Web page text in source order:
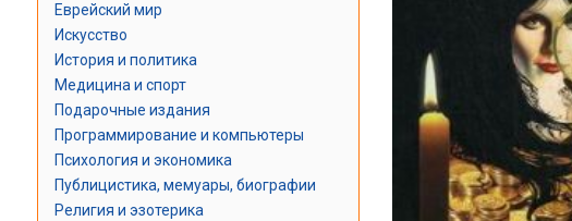
Еврейский мир
Искусство
История и политика
Медицина и спорт
Подарочные издания
Программирование и компьютеры
Психология и экономика
Публицистика, мемуары, биографии
Религия и эзотерика